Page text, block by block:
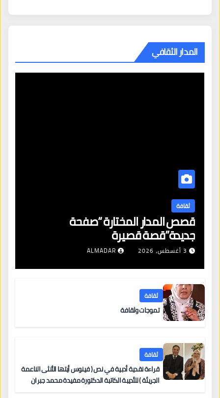
المدار الثقافي
ثقافة
قصص المدار المختارة “صفحة
جديدة”قصة قصيرة
3 أغسطس، 2026 ALMADAR
ثقافة
تموجات وثقافة
ثقافة
قراءة نقدية أدبية في نص ( فينوس أيتها الأنثى الناعمة
الجريئة ) للأديبة الكاتبة الدكتورة مفيدة محمد جبران